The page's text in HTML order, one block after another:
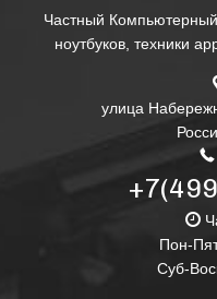
Частный
ноутбуков, техники
улица
Пон-
Суб-